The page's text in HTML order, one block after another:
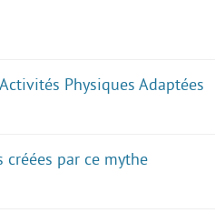
Physiques Adaptées
par ce mythe